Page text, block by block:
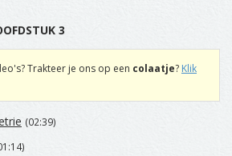
3
Trakteer je ons op een colaatje? Klik
(02:39)